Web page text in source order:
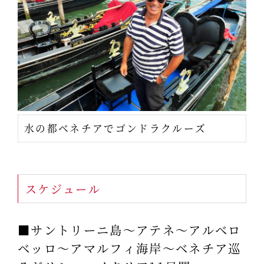
水の都ベネチアでゴンドラクルーズ
スケジュール
■サントリーニ島～アテネ～アルベロ
ベッロ～アマルフィ海岸～ベネチア巡